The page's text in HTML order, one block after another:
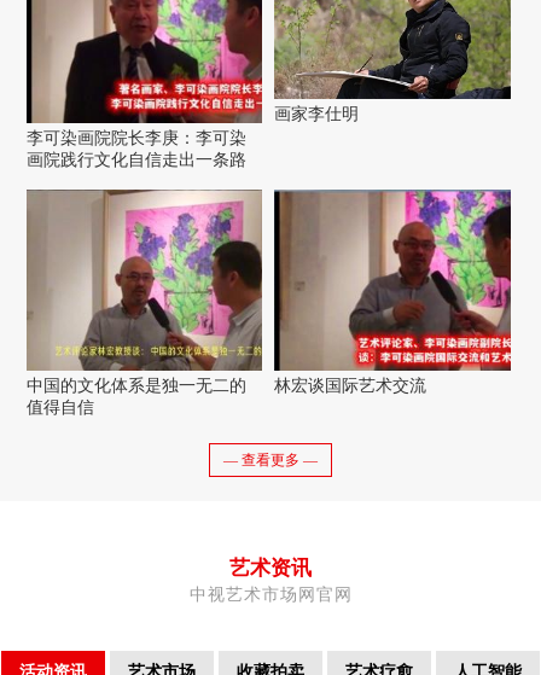
李可染画院院长李庚：李可染
画院践行文化自信走出一条路
画家李仕明
中国的文化体系是独一无二的
值得自信
林宏谈国际艺术交流
— 查看更多 —
艺术资讯
中视艺术市场网官网